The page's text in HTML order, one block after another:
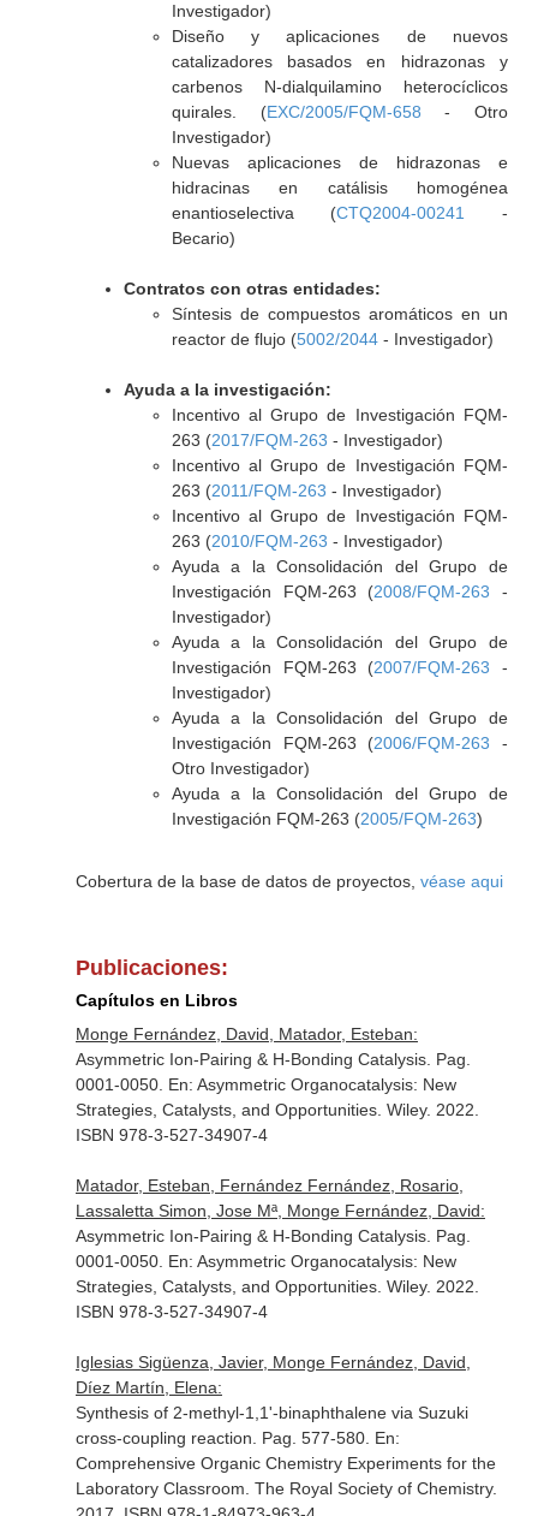
Investigador)
Diseño y aplicaciones de nuevos
catalizadores basados en hidrazonas y
carbenos N-dialquilamino heterocíclicos
quirales. (EXC/2005/FQM-658 - Otro
Investigador)
Nuevas aplicaciones de hidrazonas e
hidracinas en catálisis homogénea
enantioselectiva (CTQ2004-00241
-
Becario)
Contratos con otras entidades:
Síntesis de compuestos aromáticos en un
reactor de flujo (5002/2044- Investigador)
Ayuda a la investigación:
Incentivo al Grupo de Investigación FQM-
263 (2017/FQM-263 - Investigador)
Incentivo al Grupo de Investigación FQM-
263 (2011/FQM-263 - Investigador)
Incentivo al Grupo de Investigación FQM-
263 (2010/FQM-263 - Investigador)
Ayuda a la Consolidación del Grupo de
Investigación FQM-263 (2008/FQM-263 -
Investigador)
Ayuda a la Consolidación del Grupo de
Investigación FQM-263 (2007/FQM-263 -
Investigador)
Ayuda a la Consolidación del Grupo de
Investigación FQM-263 (2006/FQM-263 -
Otro Investigador)
Ayuda a la Consolidación del Grupo de
Investigación FQM-263 (2005/FQM-263)
Cobertura de la base de datos de proyectos, véase aqui
Publicaciones:
Capítulos en Libros
Monge Fernández, David, Matador, Esteban:
Asymmetric Ion-Pairing & H-Bonding Catalysis. Pag.
0001-0050. En: Asymmetric Organocatalysis: New
Strategies, Catalysts, and Opportunities. Wiley. 2022.
ISBN 978-3-527-34907-4
Matador, Esteban, Fernández Fernández, Rosario,
Lassaletta Simon, Jose Mª, Monge Fernández, David:
Asymmetric Ion-Pairing & H-Bonding Catalysis. Pag.
0001-0050. En: Asymmetric Organocatalysis: New
Strategies, Catalysts, and Opportunities. Wiley. 2022.
ISBN 978-3-527-34907-4
Iglesias Sigüenza, Javier, Monge Fernández, David,
Díez Martín, Elena:
Synthesis of 2-methyl-1,1'-binaphthalene via Suzuki
cross-coupling reaction. Pag. 577-580. En:
Comprehensive Organic Chemistry Experiments for the
Laboratory Classroom . The Royal Society of Chemistry.